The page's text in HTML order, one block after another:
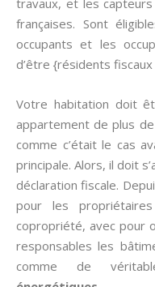
travaux, et les
françaises. Sont
occupants et les
d’être {résidents fiscaux
Votre habitation doit
appartement de plus
comme c’était le cas
principale. Alors, il doit
déclaration fiscale.
pour les
copropriété, avec pour
responsables les
comme de